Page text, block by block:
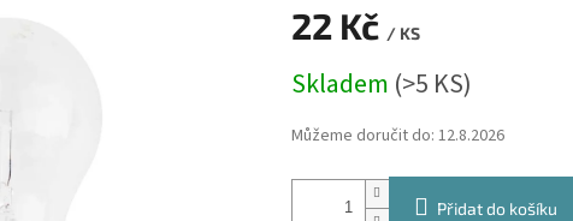
22 Kč / KS
cena:
Skladem (>5 KS)
Můžeme doručit do: 12.8.2026
Přidat do košíku